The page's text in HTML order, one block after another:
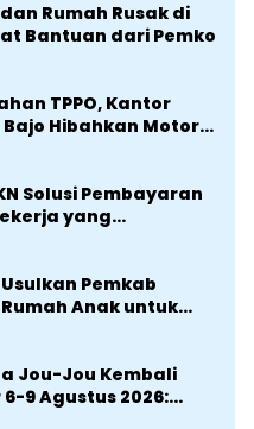
Rumah Rusak di
Bantuan dari Pemko
TPPO, Kantor
Hibahkan Motor
Desa di
Solusi Pembayaran
yang
Tetap
Pemkab
Anak untuk
Jou-Jou Kembali
9 Agustus 2026:
Kemeriahan dan Raih